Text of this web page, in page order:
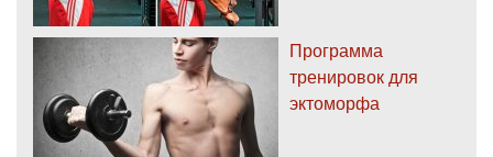
Программа
тренировок для
эктоморфа